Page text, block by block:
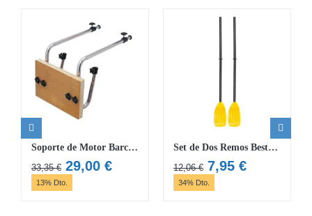
Soporte de Motor Barcas Hinchables Bestway Hydro-Force Raft
33,35€ El
precio
29,00 €El
13% Dto.
Set de Dos Remos Bestway
12,06€ El
precio
7,95 €El
34% Dto.